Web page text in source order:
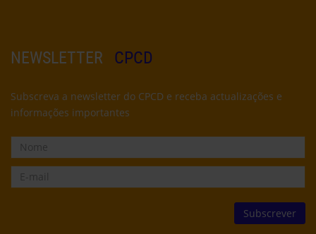
NEWSLETTER CPCD
Subscreva a newsletter do CPCD e receba actualizações e
informações importantes